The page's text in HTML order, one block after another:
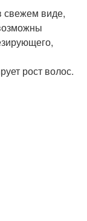
свежем виде,
рост волос.